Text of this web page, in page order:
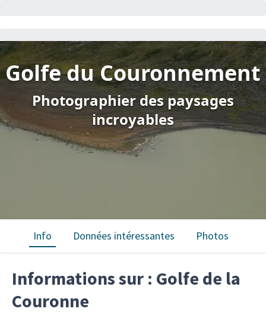
Golfe du Couronnement
Photographier des paysages
incroyables
Info Données intéressantes Photos
Informations sur : Golfe de la
Couronne